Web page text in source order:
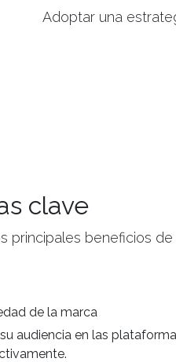
Adoptar una
clave
principales beneficios
de la marca
audiencia en las